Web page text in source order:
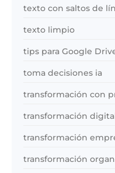
texto con saltos de
texto limpio
tips para Google
toma decisiones ia
transformación con
transformación
transformación
transformación